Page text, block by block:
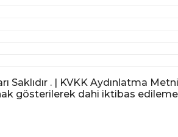
Saklıdır . | KVKK Aydınlatma
gösterilerek dahi iktibas